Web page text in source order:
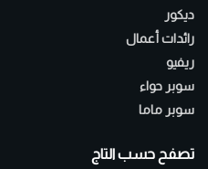
ديكور
رائدات أعمال
ريفيو
سوبر حواء
سوبر ماما
تصفح حسب التاج